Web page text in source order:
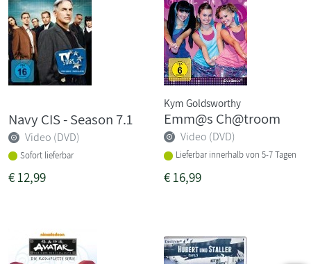
Navy CIS - Season 7.1
Video (DVD)
Sofort lieferbar
€12,99
Kym Goldsworthy
Emm@s Ch@troom
Video (DVD)
Lieferbar innerhalb von 5-7 Tagen
€16,99